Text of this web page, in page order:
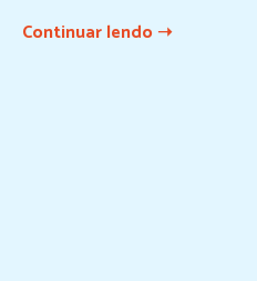
Continuar lendo ➝